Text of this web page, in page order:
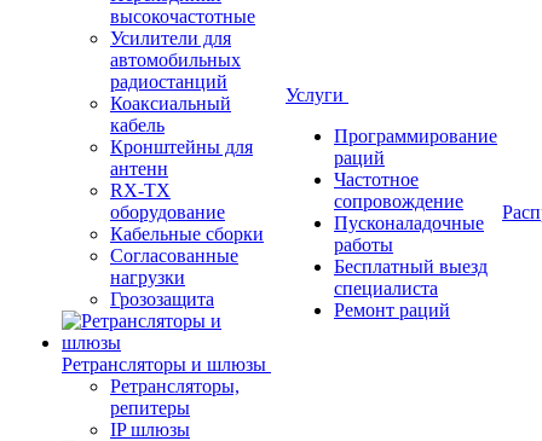
высокочастотные
Усилители для
автомобильных
радиостанций
Коаксиальный
кабель
Кронштейны для
антенн
RX-TX
оборудование
Кабельные сборки
Согласованные
нагрузки
Грозозащита
Ретрансляторы и шлюзы
Ретрансляторы,
репитеры
IP шлюзы
Услуги
Программирование
раций
Частотное
сопровождение
Пусконаладочные
работы
Бесплатный выезд
специалиста
Ремонт раций